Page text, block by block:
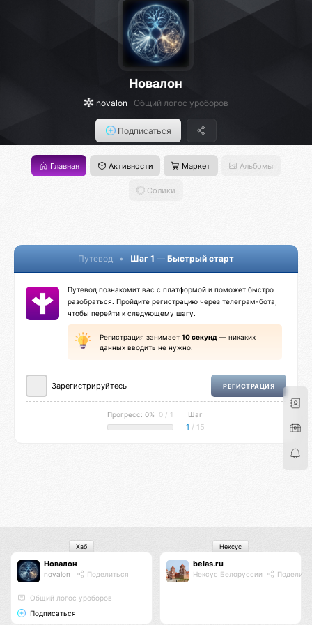
Новалон
novalon Общий логос уроборов
Подписаться
Главная Активности Маркет Альбомы
Солики
Путевод • Шаг 1 — Быстрый старт
Путевод познакомит вас с платформой и поможет быстро
разобраться. Пройдите регистрацию через телеграм-бота,
чтобы перейти к следующему шагу.
Регистрация занимает 10 секунд — никаких
данных вводить не нужно.
Зарегистрируйтесь РЕГИСТРАЦИЯ
Прогресс: 0% 0 / 1 Шаг
1 / 15
Новалон
novalon Поделиться
Общий логос уроборов
Подписаться
Хаб
belas.ru
Нексус Белоруссии
Нексус